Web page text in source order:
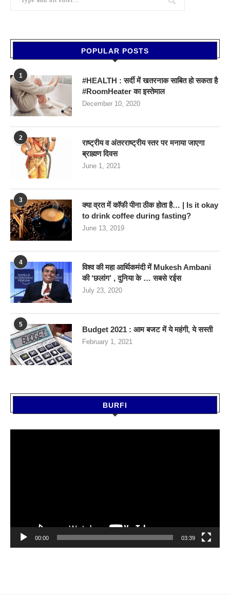
POPULAR POSTS
1
#HEALTH : सर्दी में खतरनाक साबित हो सकता है
#RoomHeater का इस्तेमाल
December 10, 2020
2
राष्ट्रीय व अंतरराष्ट्रीय स्तर पर मनाया जाएगा
ब्राह्मण दिवस
June 1, 2021
3
क्या व्रत में कॉफी पीना ठीक होता है… | Is it okay
to drink coffee during fasting?
June 13, 2019
4
विश्व की महा आर्थिकमंदी में Mukesh Ambani
की ‘छलांग’ , दुनिया के … सबसे रईस
July 23, 2020
5
Budget 2021 : आम बजट में ये महंगी, ये सस्‍ती
February 1, 2021
BURFI
00:00 03:39